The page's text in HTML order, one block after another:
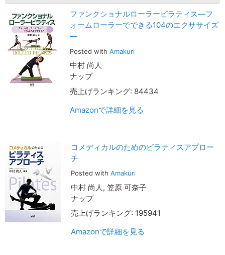
ファンクショナルローラーピラティス—フ
ォームローラーでできる104のエクササイズ
—
Posted with Amakuri
中村 尚人
ナップ
売上げランキング: 84434
Amazonで詳細を見る
コメディカルのためのピラティスアプロー
チ
Posted with Amakuri
中村 尚人, 笠原 可奈子
ナップ
売上げランキング: 195941
Amazonで詳細を見る